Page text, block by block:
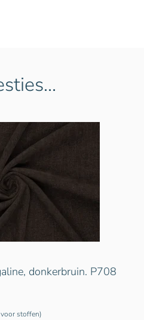
donkerbruin. P708
stoffen)